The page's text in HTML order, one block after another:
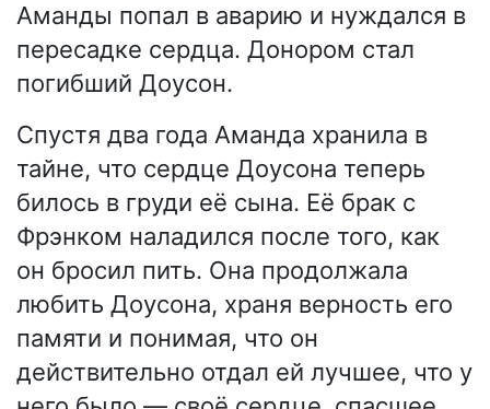
Аманды попал в аварию и нуждался в
пересадке сердца. Донором стал
погибший Доусон.
Спустя два года Аманда хранила в
тайне, что сердце Доусона теперь
билось в груди её сына. Её брак с
Фрэнком наладился после того, как
он бросил пить. Она продолжала
любить Доусона, храня верность его
памяти и понимая, что он
действительно отдал ей лучшее, что у